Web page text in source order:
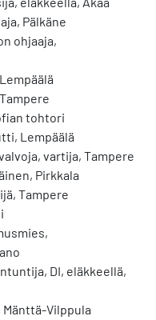
Pälkäne
ohjaaja,
tohtori
Lempäälä
vartija, Tampere
Pirkkala
Tampere
DI, eläkkeellä,
Vilppula